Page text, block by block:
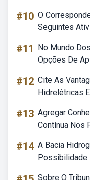
#10 O
Seguintes
#11
No Mundo
Opções De
#12 Cite As
Hidrelétricas
#13 Agregar
Contínua Nos
#14 A Bacia
Possibilidade
Sobre O